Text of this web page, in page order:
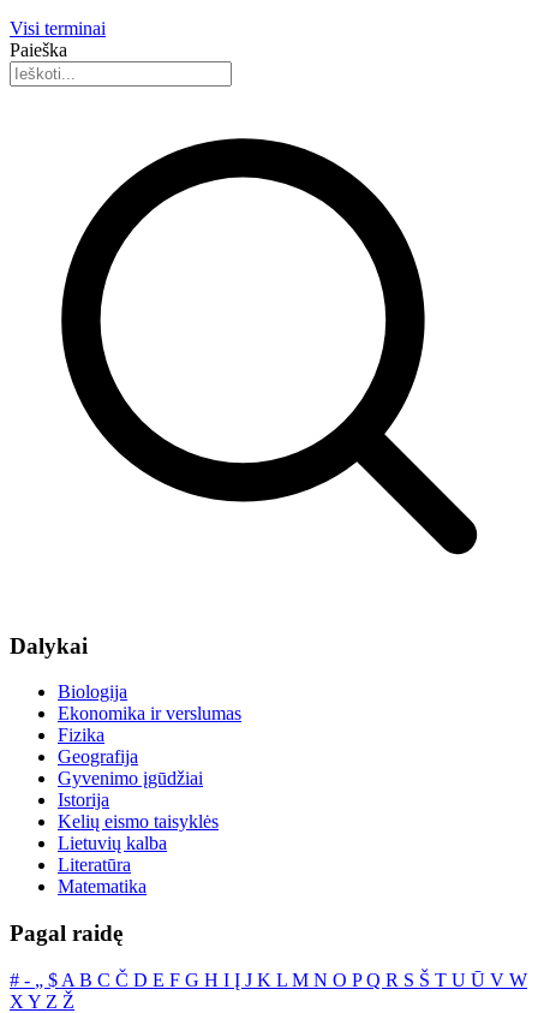
Visi terminai
Paieška
Dalykai
Biologija
Ekonomika ir verslumas
Fizika
Geografija
Gyvenimo įgūdžiai
Istorija
Kelių eismo taisyklės
Lietuvių kalba
Literatūra
Matematika
Pagal raidę
# ‐ „ $ A B C Č D E F G H I Į J K L M N O PQ R S Š T U Ū V W
X Y Z Ž